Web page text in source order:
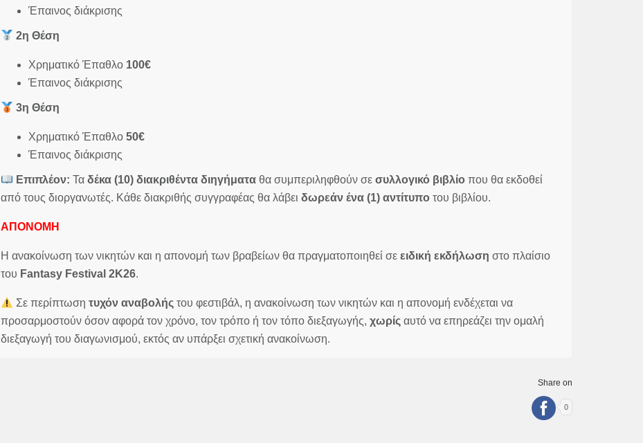
Έπαινος διάκρισης
2η Θέση
Χρηματικό Έπαθλο 100€
Έπαινος διάκρισης
3η Θέση
Χρηματικό Έπαθλο 50€
Έπαινος διάκρισης
Επιπλέον: Τα δέκα (10) διακριθέντα διηγήματαθα συμπεριληφθούν σε συλλογικό βιβλίο που θα εκδοθεί
από τους διοργανωτές. Κάθε διακριθής συγγραφέας θα λάβει δωρεάν ένα (1) αντίτυπο του βιβλίου.
ΑΠΟΝΟΜΗ
Η ανακοίνωση των νικητών και η απονομή των βραβείων θα πραγματοποιηθεί σε ειδική εκδήλωση στο πλαίσιο
του Fantasy Festival 2K26.
Σε περίπτωση τυχόν αναβολήςτου φεστιβάλ, η ανακοίνωση των νικητών και η απονομή ενδέχεται να
προσαρμοστούν όσον αφορά τον χρόνο, τον τρόπο ή τον τόπο διεξαγωγής, χωρίςαυτό να επηρεάζει την ομαλή
διεξαγωγή του διαγωνισμού, εκτός αν υπάρξει σχετική ανακοίνωση.
Share on
0